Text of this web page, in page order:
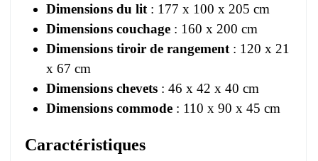
Dimensions du lit: 177 x 100 x 205 cm
Dimensions couchage : 160 x 200 cm
Dimensions tiroir de rangement: 120 x 21
x 67 cm
Dimensions chevets : 46 x 42 x 40 cm
Dimensions commode : 110 x 90 x 45 cm
Caractéristiques